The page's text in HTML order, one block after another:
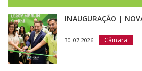
INAUGURAÇÃO |
30-07-2026 Câmara